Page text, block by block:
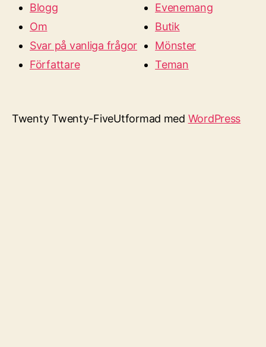
Blogg
Om
Svar på vanliga frågor
Författare
Evenemang
Butik
Mönster
Teman
Twenty Twenty-FiveUtformad med WordPress